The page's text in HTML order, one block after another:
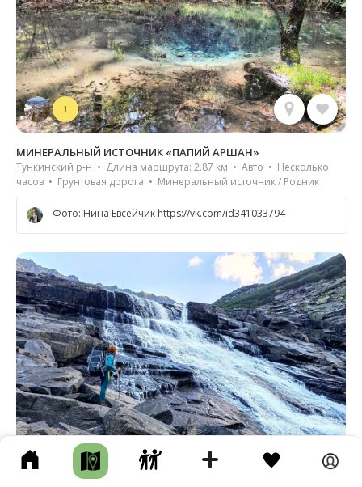
1
МИНЕРАЛЬНЫЙ ИСТОЧНИК «ПАПИЙ АРШАН»
Тункинский р-н • Длина маршрута: 2.87 км • Авто • Несколько
часов • Грунтовая дорога • Минеральный источник / Родник
Фото: Нина Евсейчик https://vk.com/id341033794